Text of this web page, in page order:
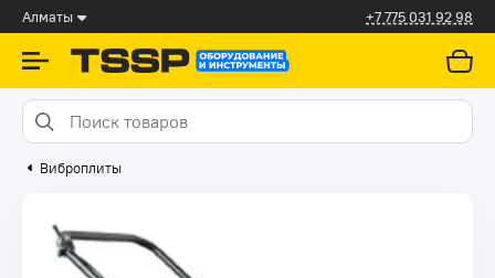
Алматы +7 775 031 92 98
Виброплиты